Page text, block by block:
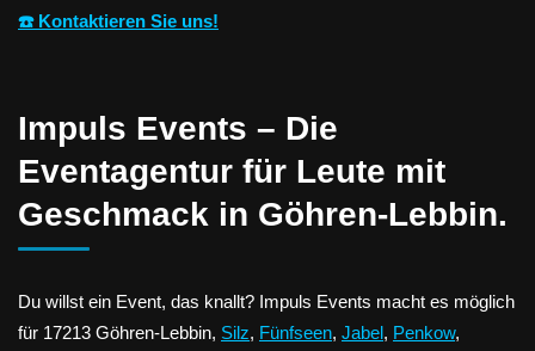
☎️ Kontaktieren Sie uns!
Impuls Events – Die
Eventagentur für Leute mit
Geschmack in Göhren-Lebbin.
Du willst ein Event, das knallt? Impuls Events macht es möglich
für 17213 Göhren-Lebbin, Silz, Fünfseen, Jabel, Penkow,